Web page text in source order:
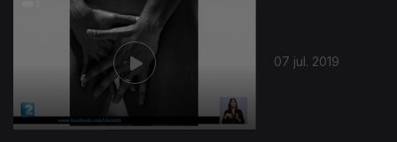
07 jul. 2019